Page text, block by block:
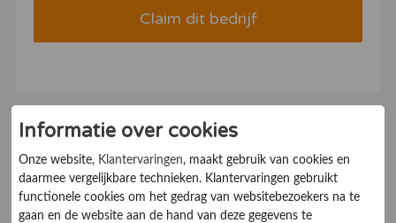
Claim dit bedrijf
Schrijf u direct in en
claim uw bedrijf
Informatie over cookies
Onze website, Klantervaringen, maakt gebruik van cookies en
daarmee vergelijkbare technieken. Klantervaringen gebruikt
functionele cookies om het gedrag van websitebezoekers na te
gaan en de website aan de hand van deze gegevens te